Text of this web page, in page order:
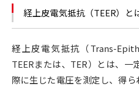
経上皮電気抵抗（TEER）と
経上皮電気抵抗（Trans-
TEERまたは、 TER）とは、一
際に生じた電圧を測定し、得